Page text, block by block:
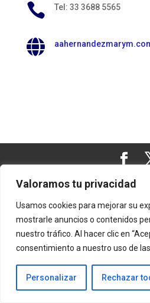
Valoramos tu privacidad
Usamos cookies para mejorar su
mostrarle anuncios o contenidos
nuestro tráfico. Al hacer clic en
consentimiento a nuestro uso de las
Personalizar Rechazar
 Tel: 33 3688 5565

AAAG © - Powered